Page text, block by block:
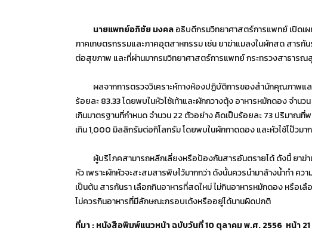
นายแพทย์อภิชัย มงคลอธิบดีกรมวิทยาศาสตร์การแพทย์ เปิดเ
ภาคเกษตรกรรมและภาคอุตสาหกรรม เช่น ยาฆ่าแมลงในผักสด สาร
ต่อสุขภาพ และที่ผ่านมากรมวิทยาศาสตร์การแพทย์ กระทรวงสาธาร
ผลจากการตรวจวิเคราะห์ทางห้องปฏิบัติการของสำนักคุณภาพแล
ร้อยละ 83.33 โดยพบในหัวไช้เท้าและผักกวางตุ้ง อาหารหมักดอง จ
เกินมาตรฐานที่กำหนด จำนวน 22 ตัวอย่าง คิดเป็นร้อยละ 73 ปริมาณ
เกิน 1,000 มิลลิกรัมต่อกิโลกรัม โดยพบในผักกาดดอง และหัวไช้โป๊วม
ผู้บริโภคสามารถหลีกเลี่ยงหรือป้องกันสารอันตรายได้ ดังนี้ ยาฆ่าแ
หัว เพราะผักหัวจะสะสมสารพิษไว้มากกว่า ดังนั้นควรนำมาล้างน้ำทำ ค
เป็นต้น สารกันรา เลือกกินอาหารที่สดใหม่ ไม่กินอาหารหมักดอง หรื
ไม่ควรกินอาหารที่มีลักษณะกรอบเด้งหรืออยู่ได้นานผิดปกติ
ที่มา : หนังสือพิมพ์แนวหน้า ฉบับวันที่ 10 ตุลาคม พ.ศ. 2556 หน้า 21